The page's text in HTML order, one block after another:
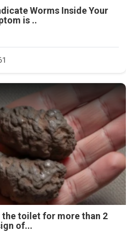
Worms Inside Your
is ..
the toilet for more than 2
of...